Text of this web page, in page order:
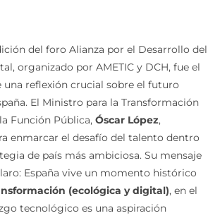
del foro Alianza por el Desarrollo del
organizado por AMETIC y DCH, fue el
una reflexión crucial sobre el futuro
El Ministro para la Transformación
Función Pública, Óscar López,
enmarcar el desafío del talento dentro
de país más ambiciosa. Su mensaje
España vive un momento histórico
(ecológica y digital), en el
tecnológico es una aspiración